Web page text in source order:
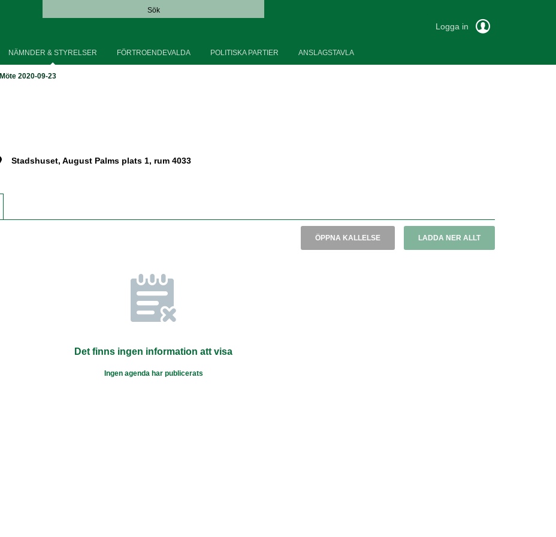
Sök
Logga in
NÄMNDER & STYRELSER FÖRTROENDEVALDA POLITISKA PARTIER ANSLAGSTAVLA
Möte 2020-09-23
Stadshuset, August Palms plats 1, rum 4033
ÖPPNA KALLELSE LADDA NER ALLT
Det finns ingen information att visa
Ingen agenda har publicerats